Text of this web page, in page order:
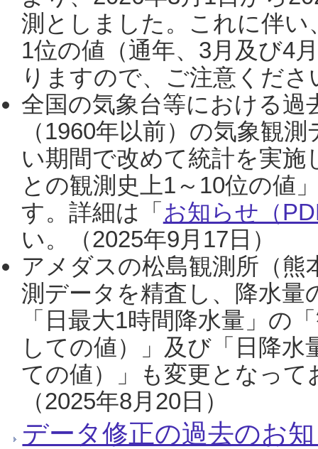
測としました。これに伴い
1位の値（通年、3月及び4
りますので、ご注意くだ
全国の気象台等における過
（1960年以前）の気象観
い期間で改めて統計を実
との観測史上1～10位の値
す。詳細は「 お知らせ（
い。（2025年9月17日）
アメダスの松島観測所（熊
測データを精査し、降水
「日最大1時間降水量」の
しての値）」及び「日降
ての値）」も変更となっ
（2025年8月20日）
データ修正の過去のお